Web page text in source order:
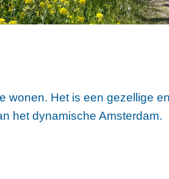
wonen. Het is een gezellige
het dynamische Amsterdam.